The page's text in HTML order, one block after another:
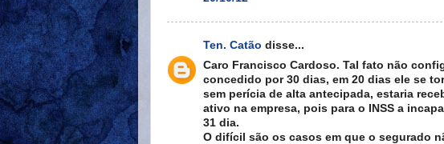
Ten. Catão disse...
Caro Francisco Cardoso. Tal fato não
concedido por 30 dias, em 20 dias ele se
sem perícia de alta antecipada, estaria
ativo na empresa, pois para o INSS a
31 dia.
O difícil são os casos em que o segurado